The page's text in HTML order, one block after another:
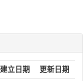
建立日期 更新日期